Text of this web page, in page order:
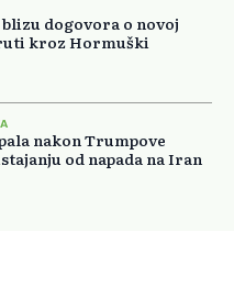
dogovora o novoj
kroz Hormuški
nakon Trumpove
od napada na Iran